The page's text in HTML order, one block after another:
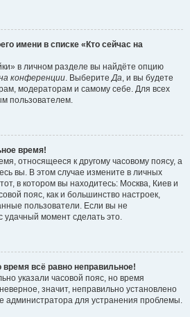
имени в списке «Кто сейчас на
в личном разделе вы найдёте опцию
конференции. ВыберитеДа, и вы будете
модераторам и самому себе. Для всех
пользователем.
время!
относящееся к другому часовому поясу, а
вы. В этом случае измените в личных
в котором вы находитесь: Москва, Киев и
пояс, как и большинство настроек,
пользователи. Если вы не
удачный момент сделать это.
всё равно неправильное!
указали часовой пояс, но время
значит, неправильно установлено
администратора для устранения проблемы.